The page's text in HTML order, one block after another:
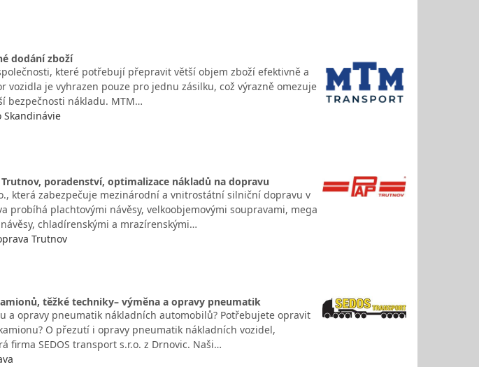
dodání zboží
které potřebují přepravit větší objem zboží efektivně a
vozidla je vyhrazen pouze pro jednu zásilku, což výrazně omezuje
bezpečnosti nákladu. MTM…
Skandinávie
poradenství, optimalizace nákladů na dopravu
která zabezpečuje mezinárodní a vnitrostátní silniční dopravu v
probíhá plachtovými návěsy, velkoobjemovými soupravami, mega
chladírenskými a mrazírenskými…
Trutnov
těžké techniky– výměna a opravy pneumatik
a opravy pneumatik nákladních automobilů? Potřebujete opravit
O přezutí i opravy pneumatik nákladních vozidel,
firma SEDOS transport s.r.o. z Drnovic. Naši…